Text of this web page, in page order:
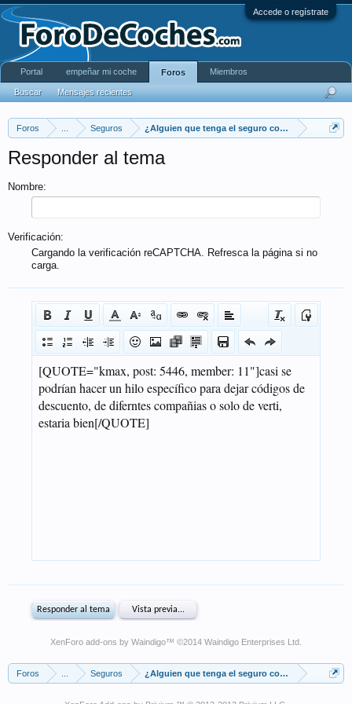
Accede o regístrate
Foros Seguros ¿Alguien que tenga el seguro con Verti y que
Responder al tema
Nombre:
Verificación:
Cargando la verificación reCAPTCHA. Refresca la página si no
carga.
XenForo add-ons by Waindigo™ ©2014 Waindigo Enterprises Ltd
Foros Seguros ¿Alguien que tenga el seguro con Verti y que
Portal empeñar mi coche Foros
Buscar Mensajes recientes
Miembros